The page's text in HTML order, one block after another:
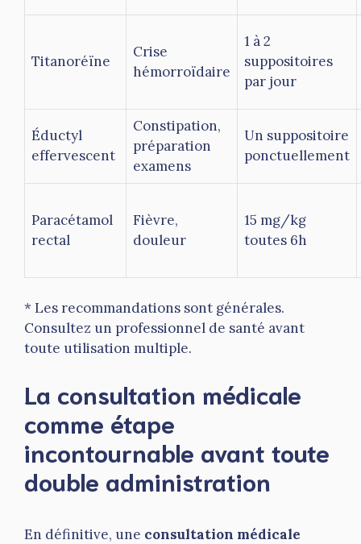
Titanoréïne
Crise
hémorroïdaire
1 à 2
suppositoires
par jour
Éductyl
effervescent
Constipation,
préparation
examens
Un suppositoire
ponctuellement
Paracétamol
rectal
Fièvre,
douleur
15 mg/kg
toutes 6h
* Les recommandations sont générales.
Consultez un professionnel de santé avant
toute utilisation multiple.
La consultation médicale
comme étape
incontournable avant toute
double administration
En définitive, une consultation médicale